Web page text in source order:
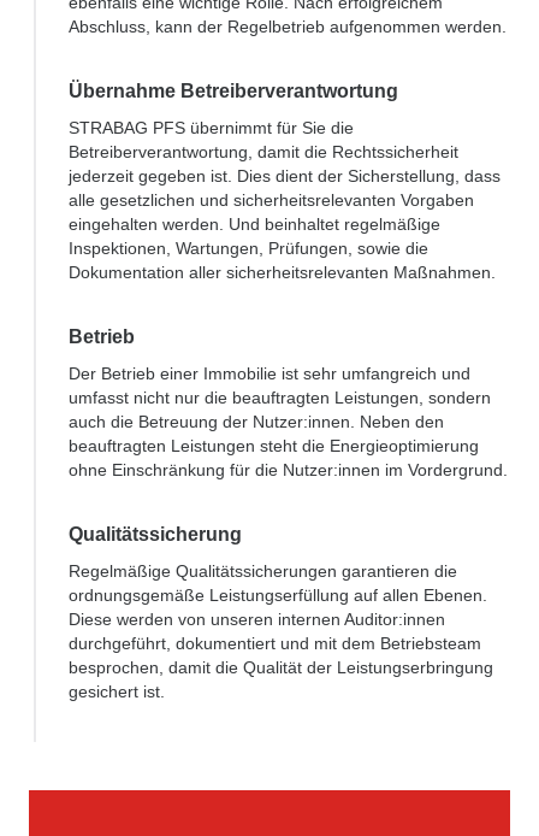
Abschluss, kann der Regelbetrieb aufgenommen werden.
Übernahme Betreiberverantwortung
STRABAG PFS übernimmt für Sie die
Betreiberverantwortung, damit die Rechtssicherheit
jederzeit gegeben ist. Dies dient der Sicherstellung, dass
alle gesetzlichen und sicherheitsrelevanten Vorgaben
eingehalten werden. Und beinhaltet regelmäßige
Inspektionen, Wartungen, Prüfungen, sowie die
Dokumentation aller sicherheitsrelevanten Maßnahmen.
Betrieb
Der Betrieb einer Immobilie ist sehr umfangreich und
umfasst nicht nur die beauftragten Leistungen, sondern
auch die Betreuung der Nutzer:innen. Neben den
beauftragten Leistungen steht die Energieoptimierung
ohne Einschränkung für die Nutzer:innen im Vordergrund.
Qualitätssicherung
Regelmäßige Qualitätssicherungen garantieren die
ordnungsgemäße Leistungserfüllung auf allen Ebenen.
Diese werden von unseren internen Auditor:innen
durchgeführt, dokumentiert und mit dem Betriebsteam
besprochen, damit die Qualität der Leistungserbringung
gesichert ist.